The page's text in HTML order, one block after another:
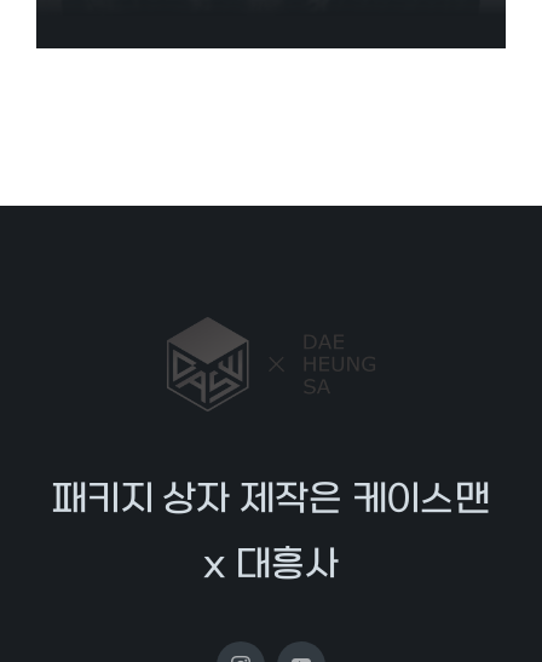
패키지 상자 제작은 케이스맨
x 대흥사